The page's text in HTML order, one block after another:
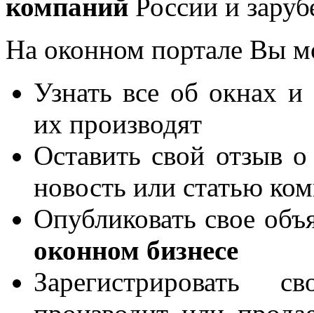
компаний России и
На оконном портале Вы
Узнать все об окнах и
их производят
Оставить свой отзыв
новость или статью
Опубликовать свое
оконном бизнесе